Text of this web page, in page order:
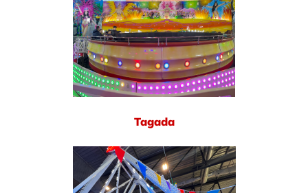
Tagada